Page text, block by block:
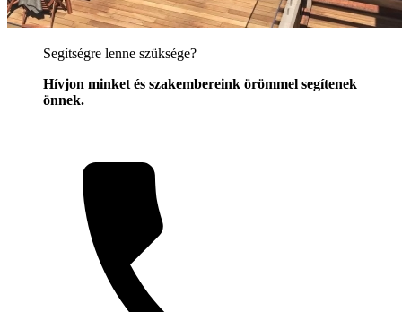
Segítségre lenne szüksége?
Hívjon minket és szakembereink örömmel segítenek
önnek.